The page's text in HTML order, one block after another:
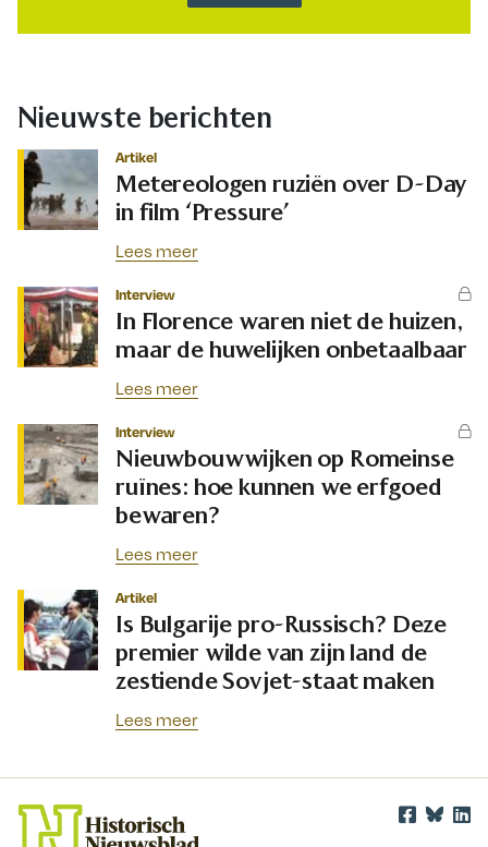
Nieuwste berichten
Artikel
Metereologen ruziën over D-Day
in film ‘Pressure’
Lees meer
Interview
In Florence waren niet de huizen,
maar de huwelijken onbetaalbaar
Lees meer
Interview
Nieuwbouwwijken op Romeinse
ruïnes: hoe kunnen we erfgoed
bewaren?
Lees meer
Artikel
Is Bulgarije pro-Russisch? Deze
premier wilde van zijn land de
zestiende Sovjet-staat maken
Lees meer